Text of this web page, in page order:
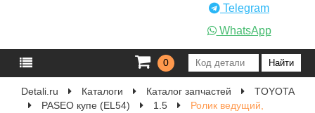
Telegram
WhatsApp
0
Detali.ru Каталоги Каталог запчастей
TOYOTA
PASEO купе (EL54)
1.5
Ролик ведущий,